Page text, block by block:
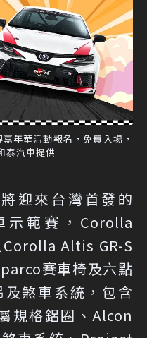
年華活動報名，免費入場，
泰汽車提供
迎來台灣首發的
示範賽，Corolla
Altis GR-S
賽車椅及六點
煞車系統，包含
規格鋁圈、Alcon